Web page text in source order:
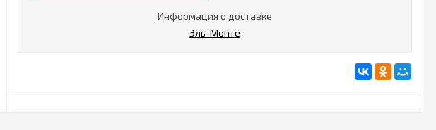
Информация о доставке
Эль-Монте